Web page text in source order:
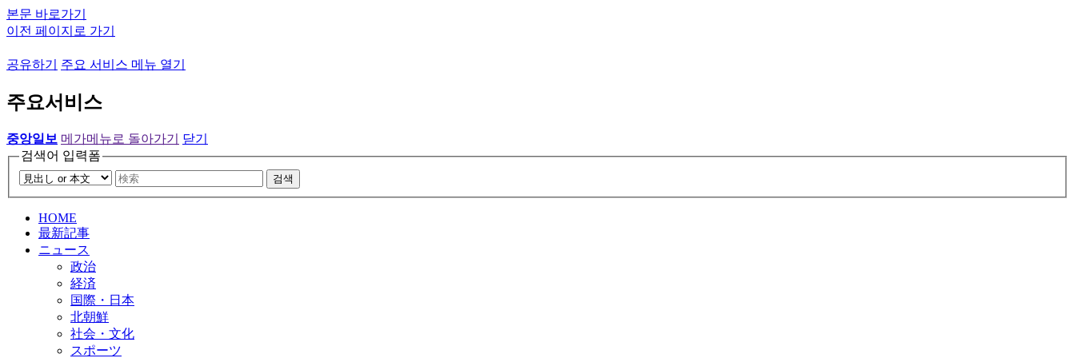
본문 바로가기
이전 페이지로 가기
공유하기 주요 서비스 메뉴 열기
주요서비스
중앙일보 메가메뉴로 돌아가기
닫기
검색어 입력폼
검색
HOME
最新記事
ニュース
政治
経済
国際・日本
北朝鮮
社会・文化
スポーツ